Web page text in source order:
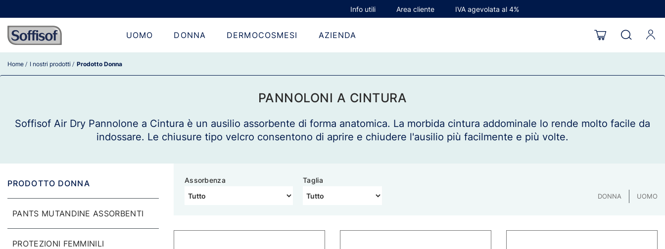
Info utili Area cliente IVA agevolata al 4%
UOMO DONNA DERMOCOSMESI AZIENDA
Home I nostri prodotti Prodotto Donna
PANNOLONI A CINTURA
Soffisof Air Dry Pannolone a Cintura è un ausilio assorbente di forma anatomica. La morbida cintura addominale lo rende molto facile da
indossare. Le chiusure tipo velcro consentono di aprire e chiudere l'ausilio più facilmente e più volte.
PRODOTTO DONNA
PANTS MUTANDINE ASSORBENTI
PROTEZIONI FEMMINILI
Assorbenza Taglia
DONNA UOMO